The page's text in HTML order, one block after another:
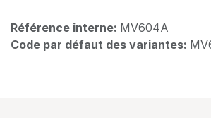
Référence interne: MV604A
Code par défaut des variantes: